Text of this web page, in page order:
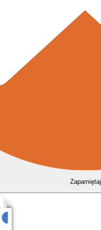
Zapamiętaj